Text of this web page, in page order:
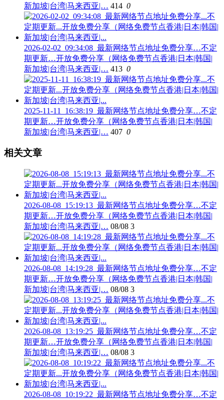
新加坡|台湾|马来西亚|… 414 0
2026-02-02_09:34:08_最新网络节点地址免费分享…不定
期更新…开放免费分享（网络免费节点香港|日本|韩国|
新加坡|台湾|马来西亚|… 413 0
2025-11-11_16:38:19_最新网络节点地址免费分享…不定
期更新…开放免费分享（网络免费节点香港|日本|韩国|
新加坡|台湾|马来西亚|… 407 0
相关文章
2026-08-08_15:19:13_最新网络节点地址免费分享…不定
期更新…开放免费分享（网络免费节点香港|日本|韩国|
新加坡|台湾|马来西亚|… 08/08 3
2026-08-08_14:19:28_最新网络节点地址免费分享…不定
期更新…开放免费分享（网络免费节点香港|日本|韩国|
新加坡|台湾|马来西亚|… 08/08 3
2026-08-08_13:19:25_最新网络节点地址免费分享…不定
期更新…开放免费分享（网络免费节点香港|日本|韩国|
新加坡|台湾|马来西亚|… 08/08 3
2026-08-08_10:19:22_最新网络节点地址免费分享…不定